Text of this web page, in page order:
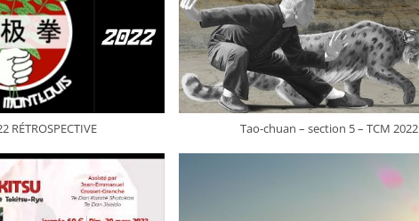
RÉTROSPECTIVE Tao-chuan – section 5 – TCM 2022